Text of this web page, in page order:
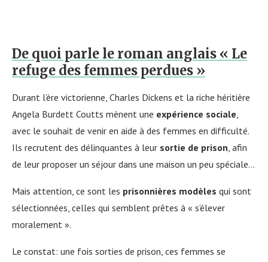
De quoi parle le roman anglais « Le
refuge des femmes perdues »
Durant l’ère victorienne, Charles Dickens et la riche héritière
Angela Burdett Coutts mènent une expérience sociale
avec le souhait de venir en aide à des femmes en difficulté.
Ils recrutent des délinquantes à leur sortie de prison , afin
de leur proposer un séjour dans une maison un peu spéciale…
Mais attention, ce sont les prisonnières modèles qui sont
sélectionnées, celles qui semblent prêtes à « s’élever
moralement ».
Le constat: une fois sorties de prison, ces femmes se